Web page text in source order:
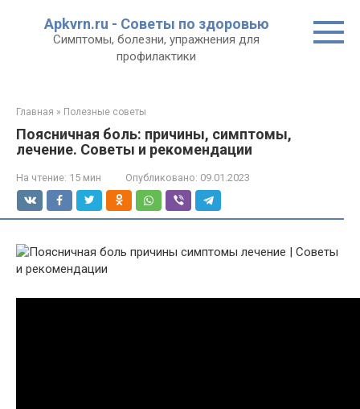
Apkvrn.ru - Советы по здоровью
Симптомы, болезни, упражнения для
профилактики
Главная » Полезные советы
Поясничная боль: причины, симптомы,
лечение. Советы и рекомендации
На чтение: 15 мин Опубликовано: 09.01.2023